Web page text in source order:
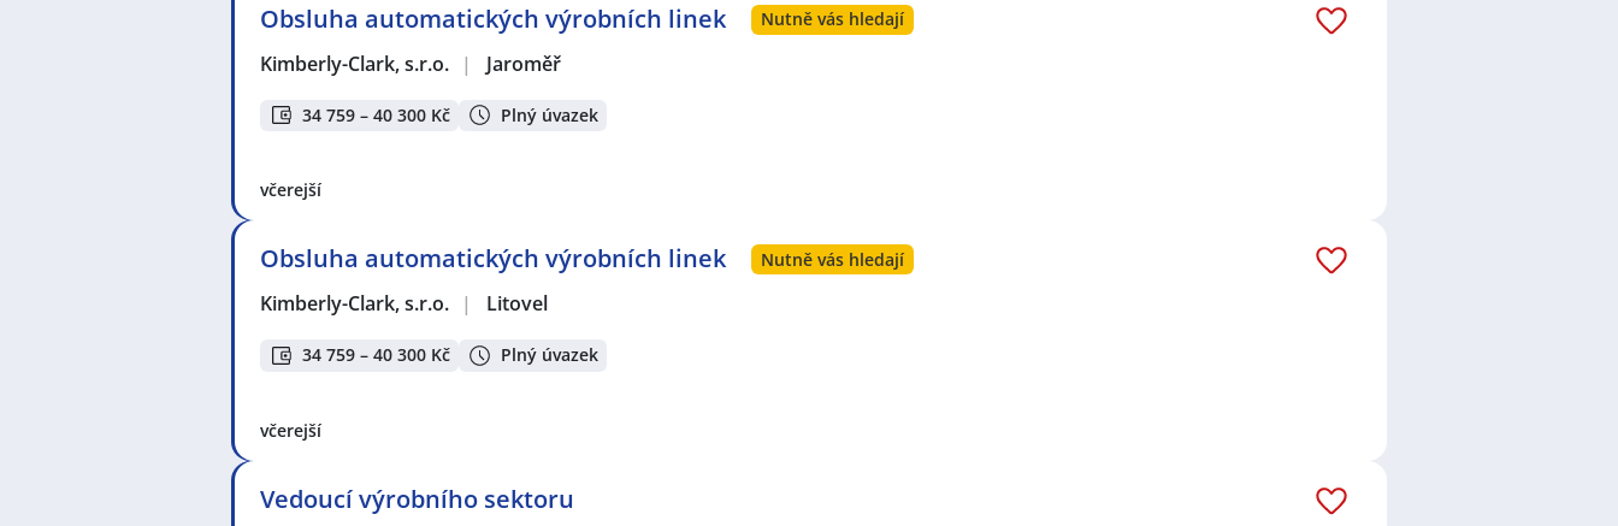
Obsluha automatických výrobních linek Nutně vás hledají
Kimberly-Clark, s.r.o. | Jaroměř
34 759 – 40 300 Kč Plný úvazek
včerejší
Obsluha automatických výrobních linek Nutně vás hledají
Kimberly-Clark, s.r.o. | Litovel
34 759 – 40 300 Kč Plný úvazek
včerejší
Vedoucí výrobního sektoru